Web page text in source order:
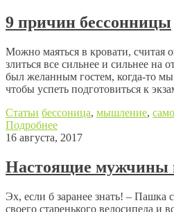
9 причин бессонницы
Можно маяться в кровати, считая
злиться все сильнее и сильнее на
был желанным гостем, когда-то мы
чтобы успеть подготовиться к
Статьи бессоница, мышление,
Подробнее
16 августа, 2017
Настоящие мужчины
Эх, если б заранее знать! – Пашка
своего старенького велосипеда и